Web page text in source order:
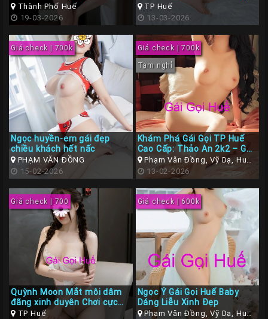
Thành Phố Huế
19-03-2026
BJ cực đã
TP Huế
13-03-2026
Giá check | 700k
Ngọc huyền-em gái đẹp
chiều khách hết nấc
PHẠM VĂN ĐỒNG
15-02-2026
Giá check | 700k
Tạm nghỉ
Khám Phá Gái Gọi TP Huế
Cao Cấp: Thảo An 2k2 – Gái
Xinh, Phong Cách Gái Sang,
Làm Tình Miễn Chê
Phạm Văn Đồng, Vỹ Dạ, Huế,
Thừa Thiên Huế
13-02-2026
Giá check | 700
Quỳnh Moon Mắt môi dâm
đãng xinh duyên Chơi cực
phê
TP Huế
Giá check | 600k
Ngọc Ý Gái Gọi Huế Baby
Dáng Liễu Xinh Đẹp
Phạm Văn Đồng, Vỹ Dạ, Huế,